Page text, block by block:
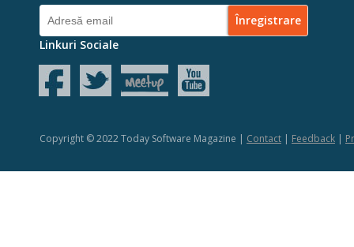
Linkuri Sociale
Copyright © 2022 Today Software Magazine | Contact | Feedback |